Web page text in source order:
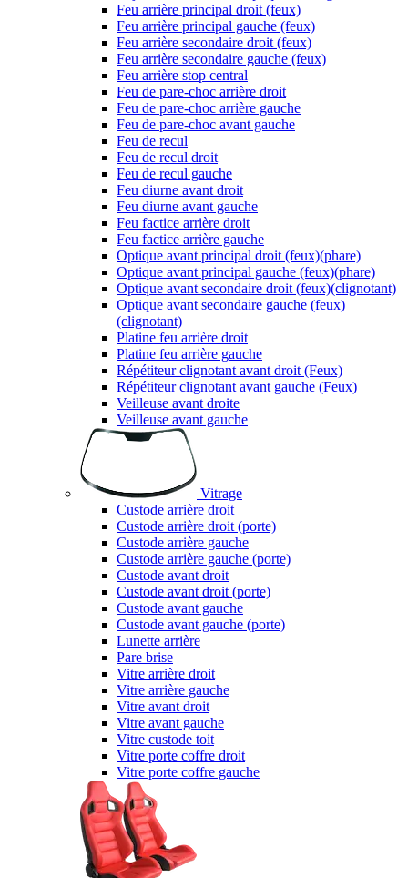
Feu arrière principal droit (feux)
Feu arrière principal gauche (feux)
Feu arrière secondaire droit (feux)
Feu arrière secondaire gauche (feux)
Feu arrière stop central
Feu de pare-choc arrière droit
Feu de pare-choc arrière gauche
Feu de pare-choc avant gauche
Feu de recul
Feu de recul droit
Feu de recul gauche
Feu diurne avant droit
Feu diurne avant gauche
Feu factice arrière droit
Feu factice arrière gauche
Optique avant principal droit (feux)(phare)
Optique avant principal gauche (feux)(phare)
Optique avant secondaire droit (feux)(clignotant)
Optique avant secondaire gauche (feux)
(clignotant)
Platine feu arrière droit
Platine feu arrière gauche
Répétiteur clignotant avant droit (Feux)
Répétiteur clignotant avant gauche (Feux)
Veilleuse avant droite
Veilleuse avant gauche
Vitrage
Custode arrière droit
Custode arrière droit (porte)
Custode arrière gauche
Custode arrière gauche (porte)
Custode avant droit
Custode avant droit (porte)
Custode avant gauche
Custode avant gauche (porte)
Lunette arrière
Pare brise
Vitre arrière droit
Vitre arrière gauche
Vitre avant droit
Vitre avant gauche
Vitre custode toit
Vitre porte coffre droit
Vitre porte coffre gauche